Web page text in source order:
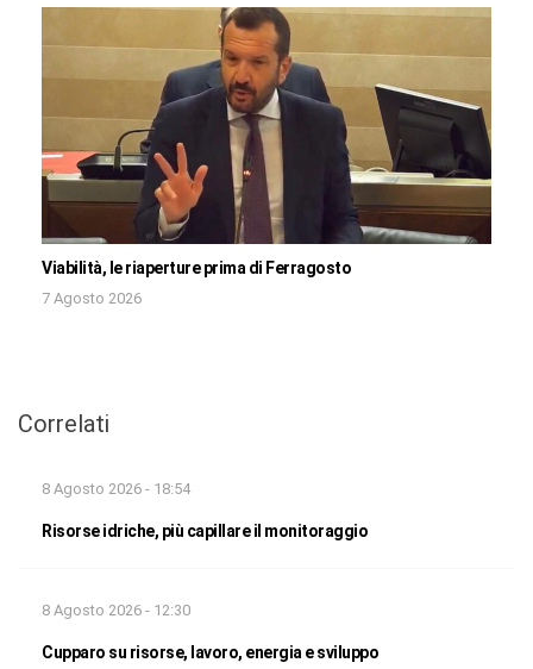
Viabilità, le riaperture prima di Ferragosto
7 Agosto 2026
Correlati
8 Agosto 2026 - 18:54
Risorse idriche, più capillare il monitoraggio
8 Agosto 2026 - 12:30
Cupparo su risorse, lavoro, energia e sviluppo